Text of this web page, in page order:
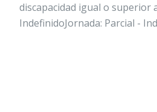
discapacidad igual o superior
IndefinidoJornada: Parcial -